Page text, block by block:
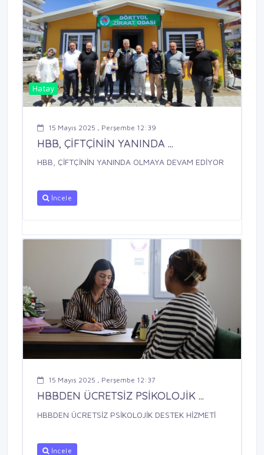
Hatay
15 Mayıs 2025 , Perşembe 12:39
HBB, ÇİFTÇİNİN YANINDA ...
HBB, ÇİFTÇİNİN YANINDA OLMAYA DEVAM EDİYOR
İncele
15 Mayıs 2025 , Perşembe 12:37
HBBDEN ÜCRETSİZ PSİKOLOJİK ...
HBBDEN ÜCRETSİZ PSİKOLOJİK DESTEK HİZMETİ
İncele